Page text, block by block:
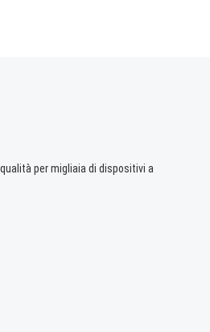
per migliaia di dispositivi a